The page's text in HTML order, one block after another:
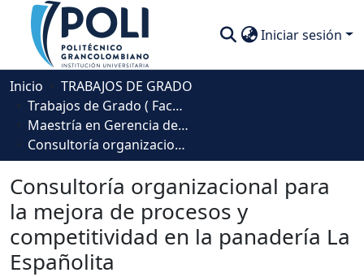
Iniciar sesión
Comunidades
Descubre
Estadísticas
Inicio
TRABAJOS DE GRADO
Trabajos de Grado ( Facultad de Sociedad, Cultura y Creatividad)
Maestría en Gerencia del Talento Humano
Consultoría organizacional para la mejora de procesos y competitividad en la panadería La Españolita
Consultoría organizacional para
la mejora de procesos y
competitividad en la panadería La
Españolita